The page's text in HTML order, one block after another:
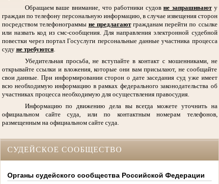
Обращаем ваше внимание, что работники судовне запрашиваюту
граждан по телефону персональную информацию, в случае извещения сторон
посредством телефонограммы не предлагаютгражданам перейти по ссылке
или назвать код из смс-сообщения. Для направления электронной судебной
повестки через портал Госуслуги персональные данные участника процесса
суду не требуются.
Убедительная просьба, не вступайте в контакт с мошенниками, не
открывайте ссылки и вложения, которые они вам присылают, не сообщайте
свои данные. При информировании сторон о дате заседания суд уже имеет
всю необходимую информацию в рамках федерального законодательства об
участниках процесса необходимую для осуществления правосудия.
Информацию по движению дела вы всегда можете уточнить на
официальном сайте суда, или по контактным номерам телефонов,
размещенным на официальном сайте суда.
СУДЕЙСКОЕ СООБЩЕСТВО
Органы судейского сообщества Российской Федерации